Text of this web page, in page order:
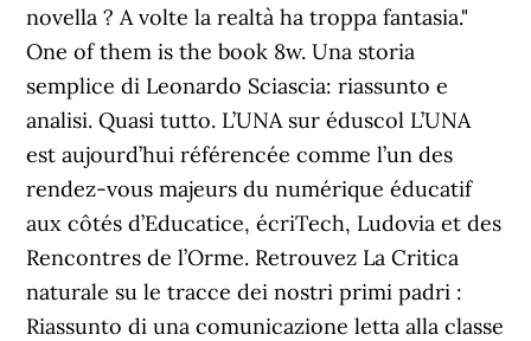
novella ? A volte la realtà ha troppa fantasia."
One of them is the book 8w. Una storia
semplice di Leonardo Sciascia: riassunto e
analisi. Quasi tutto. L’UNA sur éduscol L’UNA
est aujourd’hui référencée comme l’un des
rendez-vous majeurs du numérique éducatif
aux côtés d’Educatice, écriTech, Ludovia et des
Rencontres de l’Orme. Retrouvez La Critica
naturale su le tracce dei nostri primi padri :
Riassunto di una comunicazione letta alla classe